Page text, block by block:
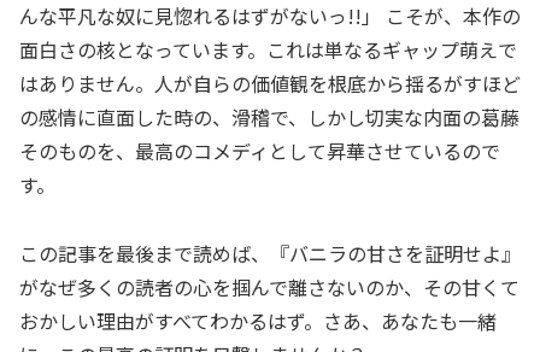
んな平凡な奴に見惚れるはずがないっ!!」
こそが、本作の
面白さの核となっています。これは単なるギャップ萌えで
はありません。人が自らの価値観を根底から揺るがすほど
の感情に直面した時の、滑稽で、しかし切実な内面の葛藤
そのものを、最高のコメディとして昇華させているので
す。
この記事を最後まで読めば、『バニラの甘さを証明せよ』
がなぜ多くの読者の心を掴んで離さないのか、その甘くて
おかしい理由がすべてわかるはず。さあ、あなたも一緒